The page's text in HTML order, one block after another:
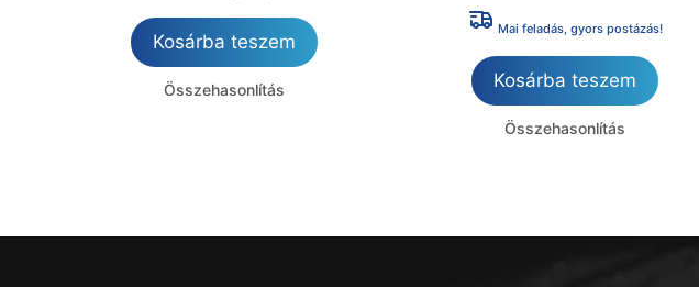
Kosárba teszem
Összehasonlítás
Mai feladás, gyors postázás!
Kosárba teszem
Összehasonlítás